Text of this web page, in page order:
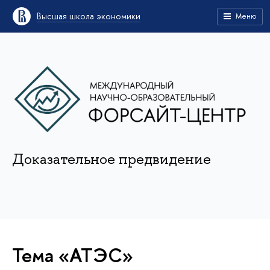
Высшая школа экономики Меню
Доказательное предвидение
Тема «АТЭС»